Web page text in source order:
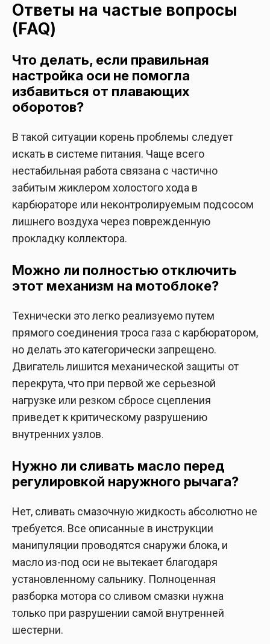
Ответы на частые вопросы
(FAQ)
Что делать, если правильная
настройка оси не помогла
избавиться от плавающих
оборотов?
В такой ситуации корень проблемы следует
искать в системе питания. Чаще всего
нестабильная работа связана с частично
забитым жиклером холостого хода в
карбюраторе или неконтролируемым подсосом
лишнего воздуха через поврежденную
прокладку коллектора.
Можно ли полностью отключить
этот механизм на мотоблоке?
Технически это легко реализуемо путем
прямого соединения троса газа с карбюратором,
но делать это категорически запрещено.
Двигатель лишится механической защиты от
перекрута, что при первой же серьезной
нагрузке или резком сбросе сцепления
приведет к критическому разрушению
внутренних узлов.
Нужно ли сливать масло перед
регулировкой наружного рычага?
Нет, сливать смазочную жидкость абсолютно не
требуется. Все описанные в инструкции
манипуляции проводятся снаружи блока, и
масло из-под оси не вытекает благодаря
установленному сальнику. Полноценная
разборка мотора со сливом смазки нужна
только при разрушении самой внутренней
шестерни.